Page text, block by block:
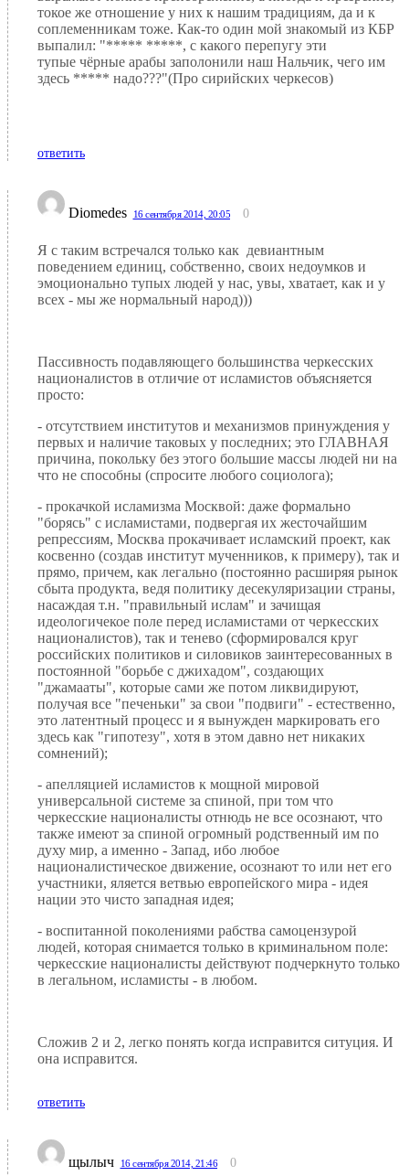
токое же отношение у них к нашим традициям, да и к
соплеменникам тоже. Как-то один мой знакомый из КБР
выпалил: "***** *****, с какого перепугу эти
тупые чёрные арабы заполонили наш Нальчик, чего им
здесь ***** надо???"(Про сирийских черкесов)
ответить
Diomedes 16 сентября 2014, 20:05 0
Я с таким встречался только как девиантным
поведением единиц, собственно, своих недоумков и
эмоционально тупых людей у нас, увы, хватает, как и у
всех - мы же нормальный народ)))
Пассивность подавляющего большинства черкесских
националистов в отличие от исламистов объясняется
просто:
- отсутствием институтов и механизмов принуждения у
первых и наличие таковых у последних; это ГЛАВНАЯ
причина, покольку без этого большие массы людей ни на
что не способны (спросите любого социолога);
- прокачкой исламизма Москвой: даже формально
"борясь" с исламистами, подвергая их жесточайшим
репрессиям, Москва прокачивает исламский проект, как
косвенно (создав институт мученников, к примеру), так и
прямо, причем, как легально (постоянно расширяя рынок
сбыта продукта, ведя политику десекуляризации страны,
насаждая т.н. "правильный ислам" и зачищая
идеологичекое поле перед исламистами от черкесских
националистов), так и тенево (сформировался круг
российских политиков и силовиков заинтересованных в
постоянной "борьбе с джихадом", создающих
"джамааты", которые сами же потом ликвидируют,
получая все "печеньки" за свои "подвиги" - естественно,
это латентный процесс и я вынужден маркировать его
здесь как "гипотезу", хотя в этом давно нет никаких
сомнений);
- апелляцией исламистов к мощной мировой
универсальной системе за спиной, при том что
черкесские националисты отнюдь не все осознают, что
также имеют за спиной огромный родственный им по
духу мир, а именно - Запад, ибо любое
националистическое движение, осознают то или нет его
участники, яляется ветвью европейского мира - идея
нации это чисто западная идея;
- воспитанной поколениями рабства самоцензурой
людей, которая снимается только в криминальном поле:
черкесские националисты действуют подчеркнуто только
в легальном, исламисты - в любом.
Сложив 2 и 2, легко понять когда исправится ситуция. И
она исправится.
ответить
щылыч 16 сентября 2014, 21:46 0